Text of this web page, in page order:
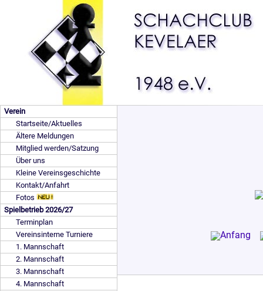
Verein
Startseite/Aktuelles
Ältere Meldungen
Mitglied werden/Satzung
Über uns
Kleine Vereinsgeschichte
Kontakt/Anfahrt
Fotos
Spielbetrieb 2026/27
Terminplan
Vereinsinterne Turniere
1. Mannschaft
2. Mannschaft
3. Mannschaft
4. Mannschaft